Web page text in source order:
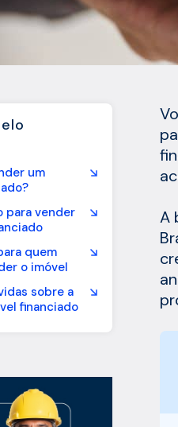
um
para vender
quem
o imóvel
sobre a
financiado
A